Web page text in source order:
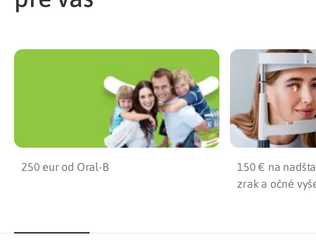
250 eur od Oral-B
150 € na
zrak a očné